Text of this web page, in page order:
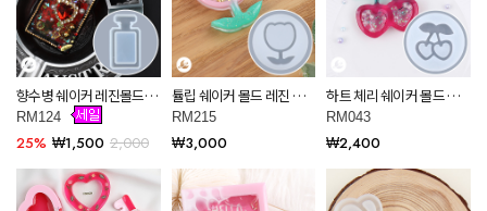
향수병 쉐이커 레진몰드
RM124
RM124
25% ₩1,500 2,000
튤립 쉐이커 몰드 레진 아
트 공예 재료 RM215
RM215
₩3,000
하트 체리 쉐이커 몰드 레
진 아트 공예 재료 RM043
RM043
₩2,400